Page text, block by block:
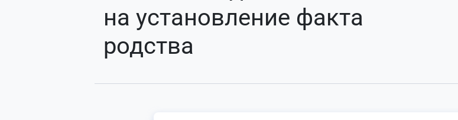
на установление факта
родства